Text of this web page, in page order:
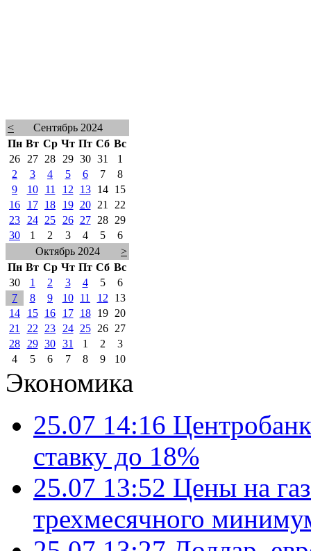
<
Сентябрь 2024
Пн Вт Ср Чт Пт Сб Вс
26
27 28 29 30 31
1
2
3 4 5 6 7
8
9
10 11 12 13 14
15
16
17 18 19 20 21
22
23
24 25 26 27 28
29
30
1 2 3 4 5
6
Октябрь 2024
>
Пн Вт Ср Чт Пт Сб Вс
30
1 2 3 4 5
6
7
8 9 10 11 12
13
14
15 16 17 18 19
20
21
22 23 24 25 26
27
28
29 30 31 1 2
3
4
5 6 7 8 9 10
Экономика
25.07 14:16
ставку до 18%
25.07 13:52 Цены на
трехмесячного